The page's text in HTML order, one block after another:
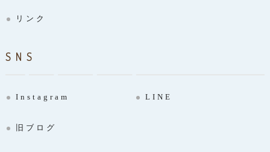
リンク
SNS
Instagram LINE
旧ブログ